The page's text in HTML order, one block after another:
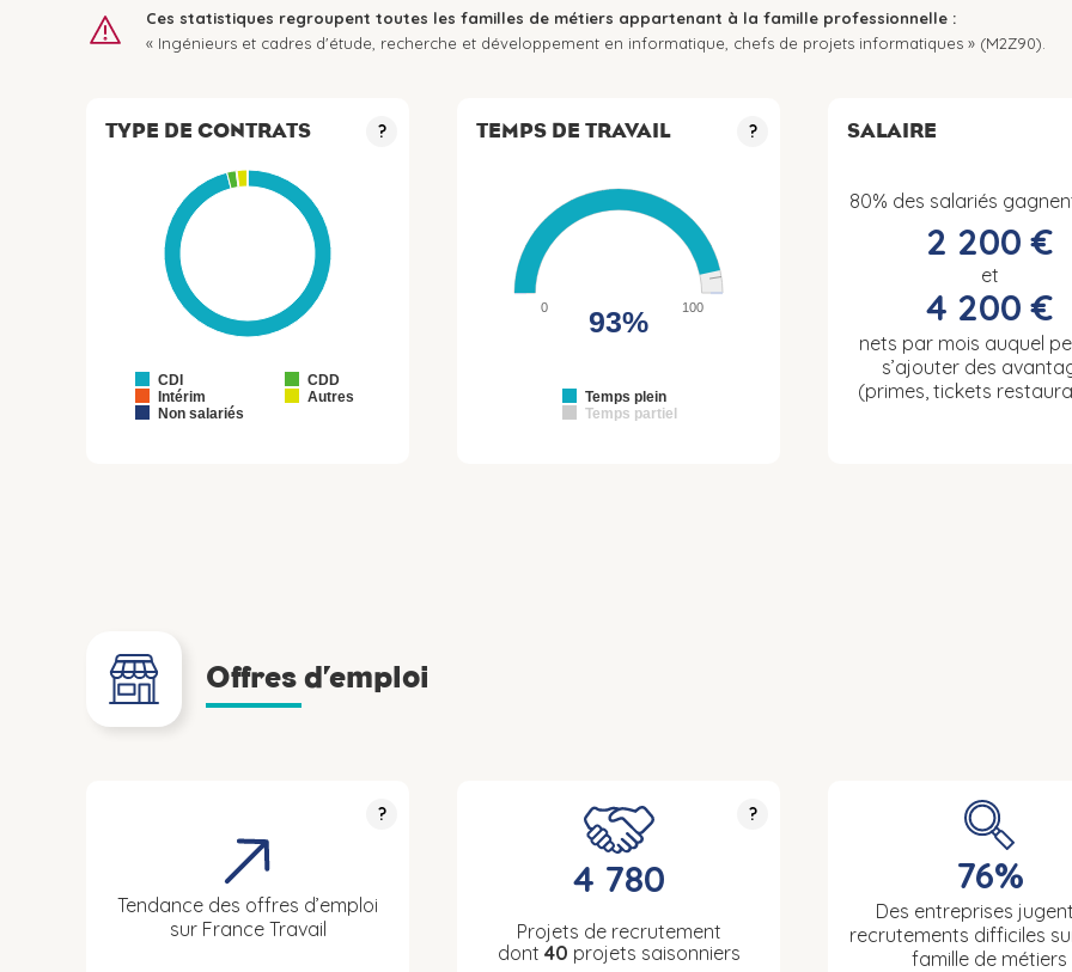
Ces statistiques regroupent toutes les familles de métiers appartenant à la famille professionnelle :
« Ingénieurs et cadres d'étude, recherche et développement en informatique, chefs de projets informatiques » (M2Z90).
TYPE DE CONTRATS ?
CDI
CDD
Intérim
Autres
Non salariés
TEMPS DE TRAVAIL ?
Temps plein
Temps partiel
0 100
93%
SALAIRE
80% des salariés
2 200 €
et
4 200 €
nets par mois auquel
s’ajouter des
(primes, tickets
Offres d’emploi
?
Tendance des offres d’emploi
sur France Travail
?
4 780
Projets de recrutement
dont 40 projets saisonniers
76%
Des entreprises
recrutements difficiles
famille de métiers